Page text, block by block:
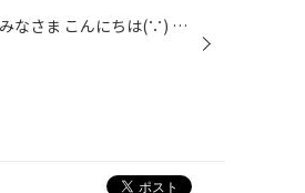
愛知県 稲沢市津島市あま市一宮市岐阜県海津市 その他近隣のみなさま こんにちは(∵) 愛知県稲沢市福島町西尾張中央道沿い エンジン オイル交換 も出来る お店 【タイヤ館 稲沢】です。 パンク 補償 サービス も始まりました。 【祝】スマホ決済が導入！ d払い、ペイペイ、Rペイがご利用いただけます...